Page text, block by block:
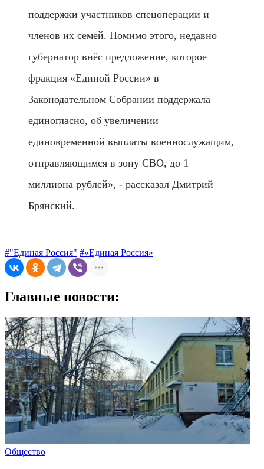
поддержки участников спецоперации и
членов их семей. Помимо этого, недавно
губернатор внёс предложение, которое
фракция «Единой России» в
Законодательном Собрании поддержала
единогласно, об увеличении
единовременной выплаты военнослужащим,
отправляющимся в зону СВО, до 1
миллиона рублей», - рассказал Дмитрий
Брянский.
#"Единая Россия" #«Единая Россия»
Главные новости:
Общество